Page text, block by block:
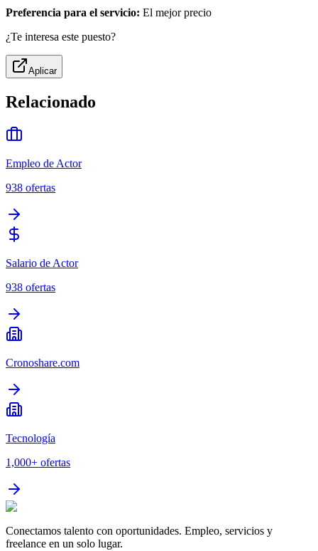
Preferencia para el servicio: El mejor precio
¿Te interesa este puesto?
Aplicar
Relacionado
Empleo de Actor
938 ofertas
Salario de Actor
938 ofertas
Cronoshare.com
Tecnología
1,000+ ofertas
Conectamos talento con oportunidades. Empleo, servicios y
freelance en un solo lugar.